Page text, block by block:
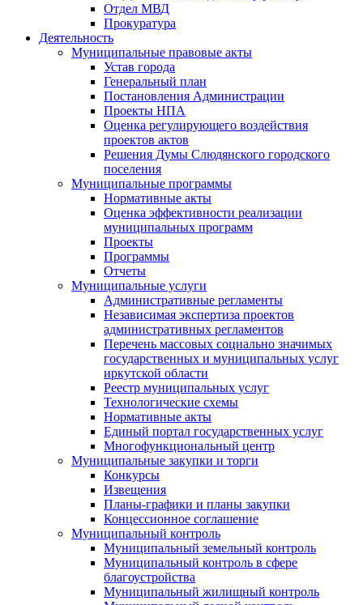
Отдел МВД
Прокуратура
Деятельность
Муниципальные правовые акты
Устав города
Генеральный план
Постановления Администрации
Проекты НПА
Оценка регулирующего воздействия
проектов актов
Решения Думы Слюдянского городского
поселения
Муниципальные программы
Нормативные акты
Оценка эффективности реализации
муниципальных программ
Проекты
Программы
Отчеты
Муниципальные услуги
Административные регламенты
Независимая экспертиза проектов
административных регламентов
Перечень массовых социально значимых
государственных и муниципальных услуг
иркутской области
Реестр муниципальных услуг
Технологические схемы
Нормативные акты
Единый портал государственных услуг
Многофункциональный центр
Муниципальные закупки и торги
Конкурсы
Извещения
Планы-графики и планы закупки
Концессионное соглашение
Муниципальный контроль
Муниципальный земельный контроль
Муниципальный контроль в сфере
благоустройства
Муниципальный жилищный контроль